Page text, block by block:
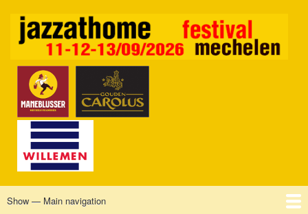
content
Main
Show — Main navigation